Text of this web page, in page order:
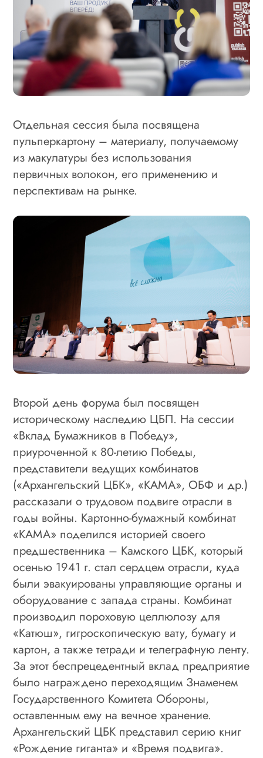
Отдельная сессия была посвящена
пульперкартону – материалу, получаемому
из макулатуры без использования
первичных волокон, его применению и
перспективам на рынке.
Второй день форума был посвящен
историческому наследию ЦБП. На сессии
«Вклад Бумажников в Победу»,
приуроченной к 80-летию Победы,
представители ведущих комбинатов
(«Архангельский ЦБК», «КАМА», ОБФ и др.)
рассказали о трудовом подвиге отрасли в
годы войны. Картонно-бумажный комбинат
«КАМА» поделился историей своего
предшественника – Камского ЦБК, который
осенью 1941 г. стал сердцем отрасли, куда
были эвакуированы управляющие органы и
оборудование с запада страны. Комбинат
производил пороховую целлюлозу для
«Катюш», гигроскопическую вату, бумагу и
картон, а также тетради и телеграфную ленту.
За этот беспрецедентный вклад предприятие
было награждено переходящим Знаменем
Государственного Комитета Обороны,
оставленным ему на вечное хранение.
Архангельский ЦБК представил серию книг
«Рождение гиганта» и «Время подвига».